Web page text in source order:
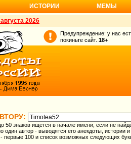
ИСТОРИИ МЕМЫ
2026
Предупреждение: у нас
покиньте сайт. 18+
50 знаков ищется в начале имени, если не
один автор - выводятся его анекдоты, истории и
первые 100 и список возможных следующих